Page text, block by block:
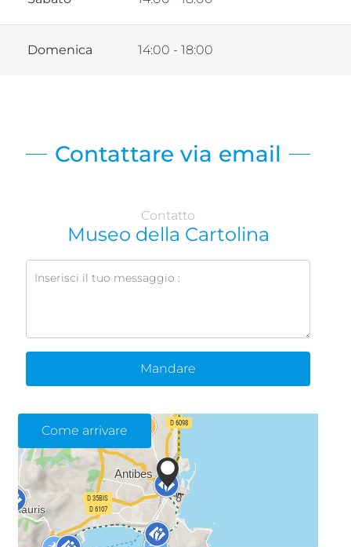
Domenica 14:00 - 18:00
Contattare via email
Contatto
Museo della Cartolina
Mandare
Come arrivare